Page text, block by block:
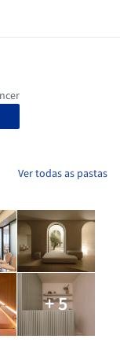
Ver todas as pastas
+ 5